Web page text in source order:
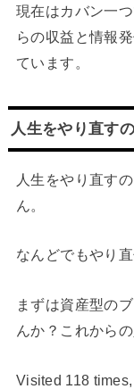
現在はカバン一
らの収益と情報
ています。
人生をやり直す
人生をやり直す
ん。
なんどでもやり
まずは資産型の
んか？これから
Visited 118